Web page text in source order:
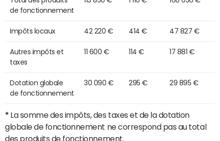
de fonctionnement
Impôts locaux 42 220 € 414 € 47 827 €
Autres impôts et
taxes
11 600 € 114 € 17 881 €
Dotation globale
de fonctionnement
30 090 € 295 € 29 895 €
* La somme des impôts, des taxes et de la dotation
globale de fonctionnement ne correspond pas au total
des produits de fonctionnement.